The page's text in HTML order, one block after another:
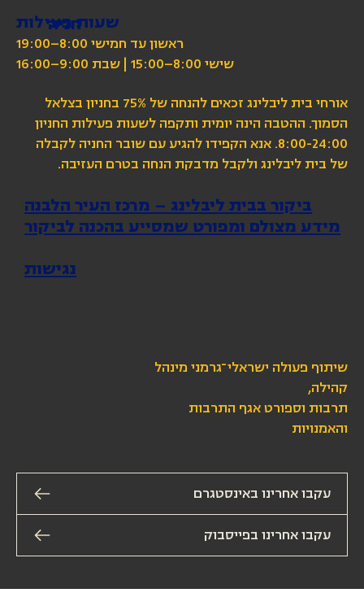
עקבו אחרינו באינסטגרם
שעות פעילות
ראשון עד חמישי 8:00–19:00
שישי 8:00–15:00 | שבת 9:00–16:00
אורחי בית ליבלינג זכאים להנחה של 75% בחניון בצלאל
הסמוך. ההטבה הינה יומית ותקפה לשעות פעילות החניון
8:00-24:00. אנא הקפידו להגיע עם שובר החניה לקבלה
של בית ליבלינג ולקבל מדבקת הנחה בטרם העזיבה.
שיתוף פעולה ישראלי־גרמני מינהל
קהילה,
תרבות וספורט אגף התרבות
והאמנויות
ביקור בבית ליבלינג – מרכז העיר הלבנה
מידע מצולם ומפורט שמסייע בהכנה לביקור
נגישות
חניה
עקבו אחרינו בפייסבוק